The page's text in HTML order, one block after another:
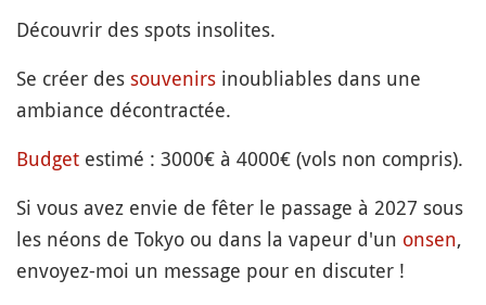
Découvrir des spots insolites.
Se créer des souvenirs inoubliables dans une
ambiance décontractée.
Budget estimé : 3000€ à 4000€ (vols non compris).
Si vous avez envie de fêter le passage à 2027 sous
les néons de Tokyo ou dans la vapeur d'un onsen,
envoyez-moi un message pour en discuter !